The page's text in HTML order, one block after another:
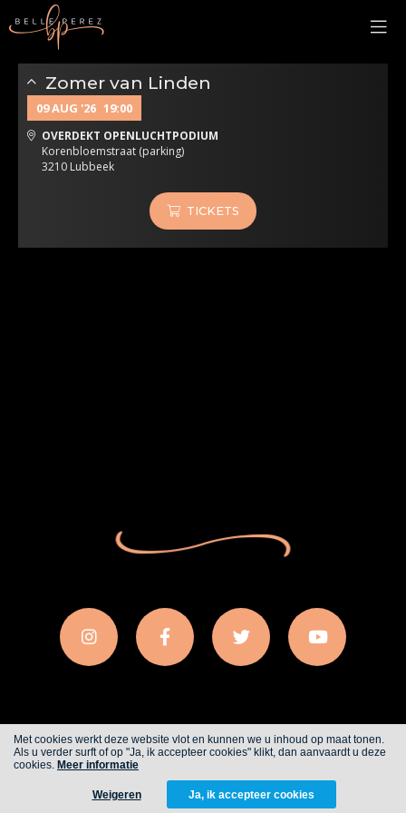
Zomer van Linden
09 AUG '26 19:00
OVERDEKT OPENLUCHTPODIUM
Korenbloemstraat (parking)
3210 Lubbeek
TICKETS
Cookies Privacy
FROM ALWAYS AWAKE
Met cookies werkt deze website vlot en kunnen we u inhoud op maat tonen.
Als u verder surft of op "Ja, ik accepteer cookies" klikt, dan aanvaardt u deze
cookies. Meer informatie
Weigeren Ja, ik accepteer cookies